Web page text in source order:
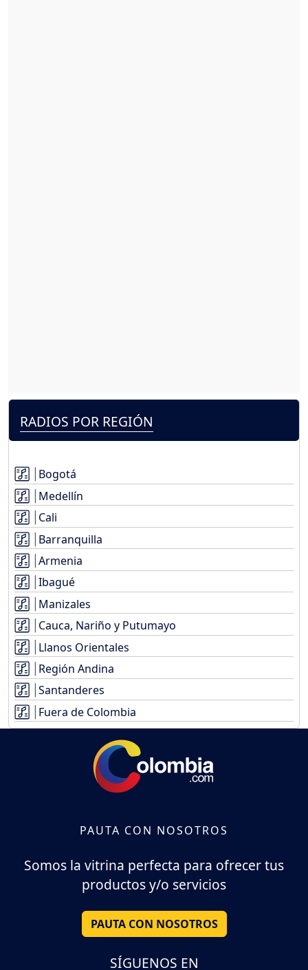
RADIOS POR REGIÓN
Bogotá
Medellín
Cali
Barranquilla
Armenia
Ibagué
Manizales
Cauca, Nariño y Putumayo
Llanos Orientales
Región Andina
Santanderes
Fuera de Colombia
PAUTA CON NOSOTROS
Somos la vitrina perfecta para ofrecer tus
productos y/o servicios
PAUTA CON NOSOTROS
SÍGUENOS EN